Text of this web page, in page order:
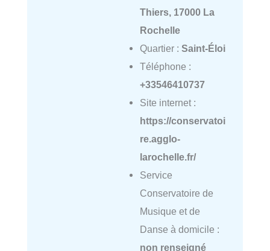
Thiers, 17000 La
Rochelle
Quartier : Saint-Éloi
Téléphone :
+33546410737
Site internet :
https://conservatoi
re.agglo-
larochelle.fr/
Service
Conservatoire de
Musique et de
Danse à domicile :
non renseigné